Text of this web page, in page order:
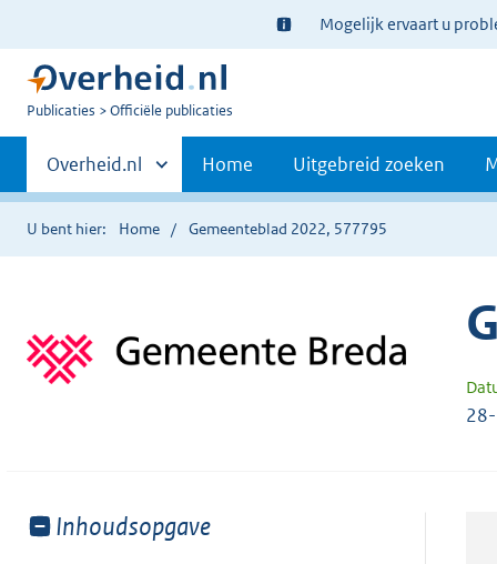
Ter
informatie:
Mogelijk ervaart u
U
Publicaties Officiële publicaties
Primaire
navigatie
Andere
sites
binnen
Overheid.nl Home Uitgebreid zoeken
U bent hier: Home Gemeenteblad 2022, 577795
Toon
Inhoudsopgave